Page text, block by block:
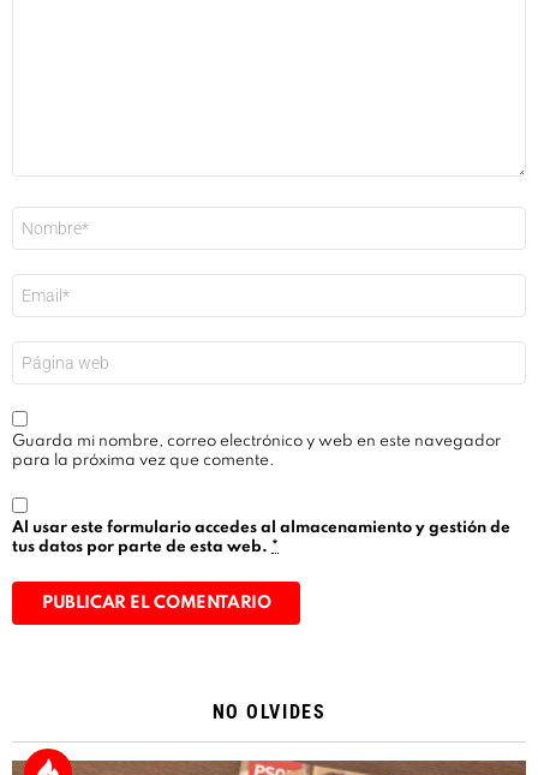
electrónico
*
Guarda mi nombre, correo electrónico y web en este navegador
para la próxima vez que comente.
Al usar este formulario accedes al almacenamiento y gestión de
tus datos por parte de esta web. *
NO OLVIDES